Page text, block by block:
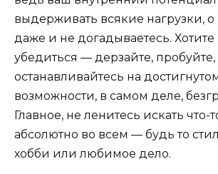
выдерживать всякие нагрузки, о
даже и не догадываетесь. Хотите
убедиться — дерзайте, пробуйте,
останавливайтесь на
возможности, в самом деле,
Главное, не ленитесь искать что-
абсолютно во всем — будь то
хобби или любимое дело.